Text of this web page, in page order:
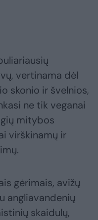
vertinama dėl
skonio ir švelnios,
ne tik veganai
mitybos
virškinamų ir
gėrimais, avižų
angliavandenių
skaidulų,